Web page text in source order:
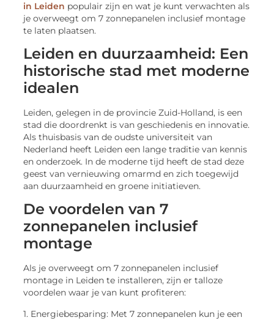
in Leiden populair zijn en wat je kunt verwachten als
je overweegt om 7 zonnepanelen inclusief montage
te laten plaatsen.
Leiden en duurzaamheid: Een
historische stad met moderne
idealen
Leiden, gelegen in de provincie Zuid-Holland, is een
stad die doordrenkt is van geschiedenis en innovatie.
Als thuisbasis van de oudste universiteit van
Nederland heeft Leiden een lange traditie van kennis
en onderzoek. In de moderne tijd heeft de stad deze
geest van vernieuwing omarmd en zich toegewijd
aan duurzaamheid en groene initiatieven.
De voordelen van 7
zonnepanelen inclusief
montage
Als je overweegt om 7 zonnepanelen inclusief
montage in Leiden te installeren, zijn er talloze
voordelen waar je van kunt profiteren:
1. Energiebesparing: Met 7 zonnepanelen kun je een